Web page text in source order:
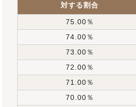
対する割合
75.00％
74.00％
73.00％
72.00％
71.00％
70.00％